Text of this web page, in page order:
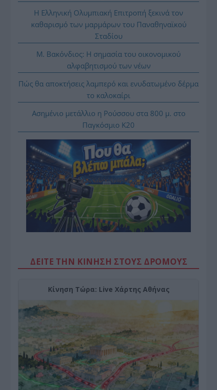
Η Ελληνική Ολυμπιακή Επιτροπή ξεκινά τον
καθαρισμό των μαρμάρων του Παναθηναϊκού
Σταδίου
Μ. Βακόνδιος: H σημασία του οικονομικού
αλφαβητισμού των νέων
Πώς θα αποκτήσεις λαμπερό και ενυδατωμένο δέρμα
το καλοκαίρι
Ασημένιο μετάλλιο η Ρούσσου στα 800 μ. στο
Παγκόσμιο Κ20
ΔΕΙΤΕ ΤΗΝ ΚΙΝΗΣΗ ΣΤΟΥΣ ΔΡΌΜΟΥΣ
Κίνηση Τώρα: Live Χάρτης Αθήνας